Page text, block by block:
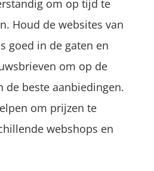
om op tijd te
Houd de websites van
goed in de gaten en
om op de
de beste aanbiedingen.
om prijzen te
webshops en